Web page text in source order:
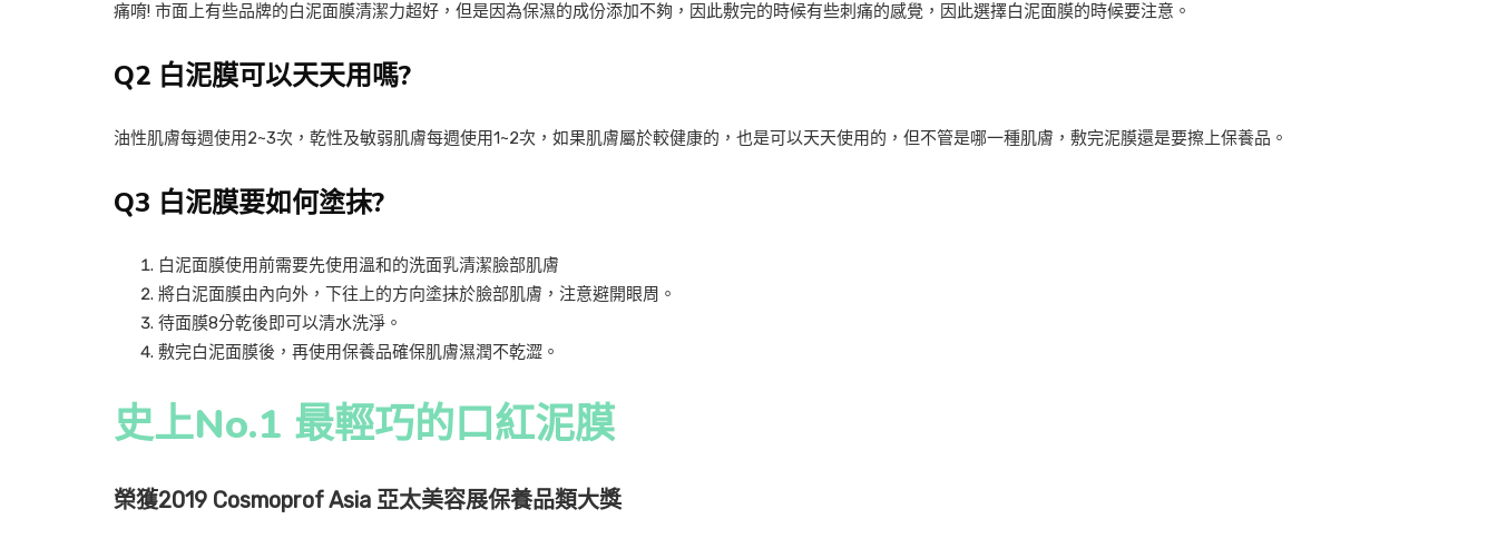
痛唷! 市面上有些品牌的白泥面膜清潔力超好，但是因為保濕的成份添加不夠，因此敷完的時候有些刺痛的感覺，因此選擇白泥面膜的時候要注意。
Q2 白泥膜可以天天用嗎?
油性肌膚每週使用2~3次，乾性及敏弱肌膚每週使用1~2次，如果肌膚屬於較健康的，也是可以天天使用的，但不管是哪一種肌膚，敷完泥膜還是要擦上保養品。
Q3 白泥膜要如何塗抹?
白泥面膜使用前需要先使用溫和的洗面乳清潔臉部肌膚
將白泥面膜由內向外，下往上的方向塗抹於臉部肌膚，注意避開眼周。
待面膜8分乾後即可以清水洗淨。
敷完白泥面膜後，再使用保養品確保肌膚濕潤不乾澀。
史上No.1 最輕巧的口紅泥膜
榮獲2019 Cosmoprof Asia 亞太美容展保養品類大獎